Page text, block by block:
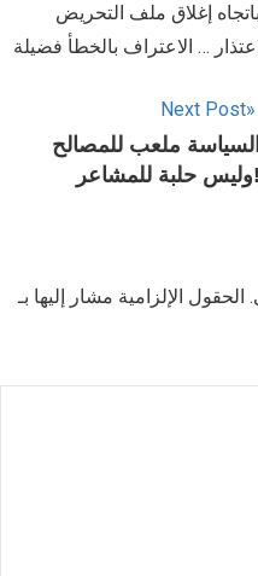
إغلاق ملف التحريض
Next Post
السياسة ملعب للمصالح
وليس حلبة للمشاعر!